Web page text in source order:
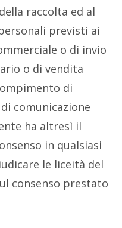
raccolta ed al
previsti ai
o di invio
o di vendita
di
comunicazione
ha altresì il
in qualsiasi
le liceità del
consenso prestato